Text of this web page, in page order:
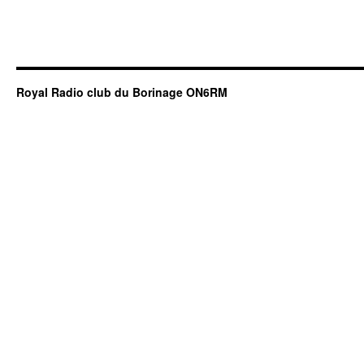
Royal Radio club du Borinage ON6RM